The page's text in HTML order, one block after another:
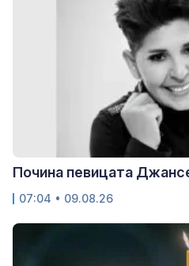
Почина певицата
07:04 • 09.08.26